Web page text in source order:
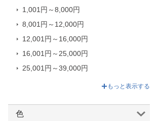
IRIS OHYAMA｜アイリスオーヤマ
JIC｜ジャパンインターナショナル
コマース
Life on Products｜ライフオンプロ
Panasonic｜パナソニック
PLUS｜プラス
1,001円～8,000円
8,001円～12,000円
12,001円～16,000円
16,001円～25,000円
25,001円～39,000円
もっと表示する
色